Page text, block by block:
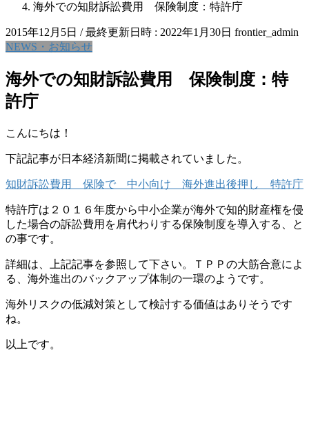
海外での知財訴訟費用 保険制度：特許庁
2015年12月5日 / 最終更新日時 : 2022年1月30日 frontier_admin
NEWS・お知らせ
海外での知財訴訟費用 保険制度：特
許庁
こんにちは！
下記記事が日本経済新聞に掲載されていました。
知財訴訟費用 保険で 中小向け 海外進出後押し 特許庁
特許庁は２０１６年度から中小企業が海外で知的財産権を侵
した場合の訴訟費用を肩代わりする保険制度を導入する、と
の事です。
詳細は、上記記事を参照して下さい。ＴＰＰの大筋合意によ
る、海外進出のバックアップ体制の一環のようです。
海外リスクの低減対策として検討する価値はありそうです
ね。
以上です。